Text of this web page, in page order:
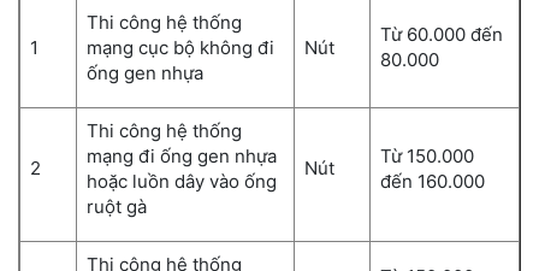
1
Thi công hệ thống
mạng cục bộ không đi
ống gen nhựa
Nút
Từ 60.000 đến
80.000
2
Thi công hệ thống
mạng đi ống gen nhựa
hoặc luồn dây vào ống
ruột gà
Nút
Từ 150.000
đến 160.000
Thi công hệ thống